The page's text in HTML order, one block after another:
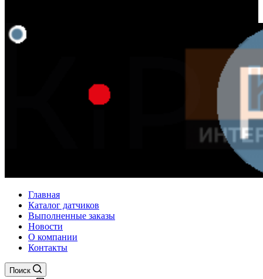
Главная
Каталог датчиков
Выполненные заказы
Новости
О компании
Контакты
Поиск